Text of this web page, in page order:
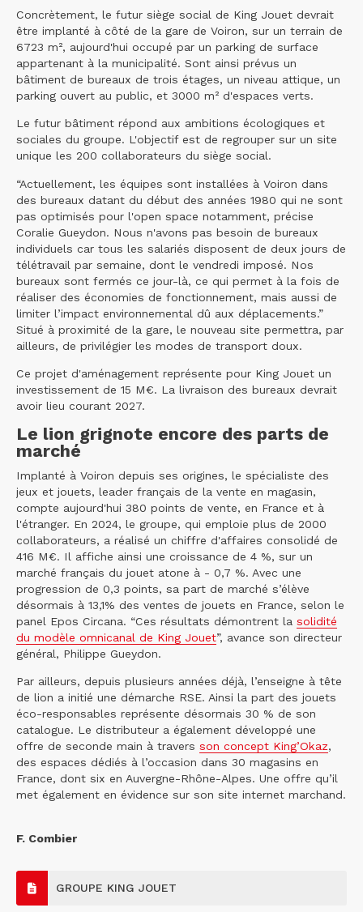
Concrètement, le futur siège social de King Jouet devrait
être implanté à côté de la gare de Voiron, sur un terrain de
6723 m², aujourd'hui occupé par un parking de surface
appartenant à la municipalité. Sont ainsi prévus un
bâtiment de bureaux de trois étages, un niveau attique, un
parking ouvert au public, et 3000 m² d'espaces verts.
Le futur bâtiment répond aux ambitions écologiques et
sociales du groupe. L'objectif est de regrouper sur un site
unique les 200 collaborateurs du siège social.
“Actuellement, les équipes sont installées à Voiron dans
des bureaux datant du début des années 1980 qui ne sont
pas optimisés pour l'open space notamment, précise
Coralie Gueydon. Nous n'avons pas besoin de bureaux
individuels car tous les salariés disposent de deux jours de
télétravail par semaine, dont le vendredi imposé. Nos
bureaux sont fermés ce jour-là, ce qui permet à la fois de
réaliser des économies de fonctionnement, mais aussi de
limiter l’impact environnemental dû aux déplacements.”
Situé à proximité de la gare, le nouveau site permettra, par
ailleurs, de privilégier les modes de transport doux.
Ce projet d'aménagement représente pour King Jouet un
investissement de 15 M€. La livraison des bureaux devrait
avoir lieu courant 2027.
Le lion grignote encore des parts de
marché
Implanté à Voiron depuis ses origines, le spécialiste des
jeux et jouets, leader français de la vente en magasin,
compte aujourd'hui 380 points de vente, en France et à
l'étranger. En 2024, le groupe, qui emploie plus de 2000
collaborateurs, a réalisé un chiffre d'affaires consolidé de
416 M€. Il affiche ainsi une croissance de 4 %, sur un
marché français du jouet atone à - 0,7 %. Avec une
progression de 0,3 points, sa part de marché s’élève
désormais à 13,1% des ventes de jouets en France, selon le
panel Epos Circana. “Ces résultats démontrent la solidité
du modèle omnicanal de King Jouet”, avance son directeur
général, Philippe Gueydon.
Par ailleurs, depuis plusieurs années déjà, l’enseigne à tête
de lion a initié une démarche RSE. Ainsi la part des jouets
éco-responsables représente désormais 30 % de son
catalogue. Le distributeur a également développé une
offre de seconde main à travers son concept King’Okaz,
des espaces dédiés à l’occasion dans 30 magasins en
France, dont six en Auvergne-Rhône-Alpes. Une offre qu’il
met également en évidence sur son site internet marchand.
F. Combier
GROUPE KING JOUET